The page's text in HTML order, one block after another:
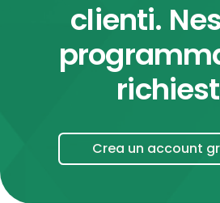
clienti.
Crea un account